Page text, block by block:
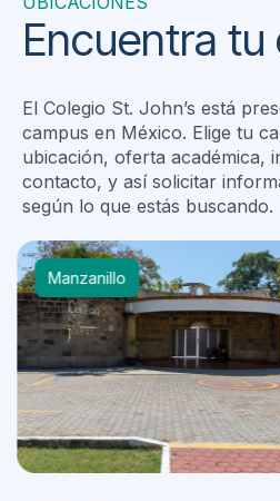
Encuentra
El Colegio St. John’s está
campus en México. Elige tu
ubicación, oferta académica,
contacto, y así solicitar
según lo que estás buscando.
Manzanillo